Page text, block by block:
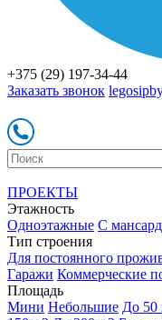
+375 (29) 197-34-44
Заказать звонок
ПРОЕКТЫ
Этажность
Одноэтажные С
Тип строения
Для постоянного
Гаражи Коммерческие
Площадь
Мини Небольшие До 50